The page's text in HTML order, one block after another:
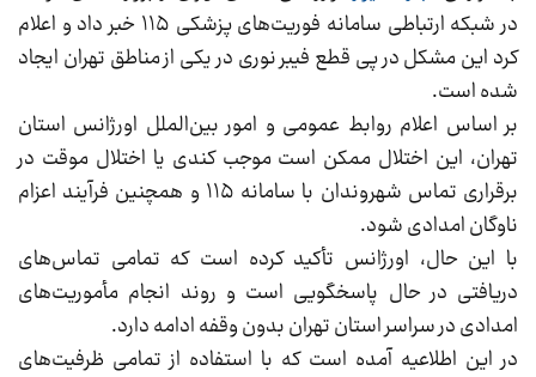
در شبکه ارتباطی سامانه فوریت‌های پزشکی ۱۱۵ خبر داد و اعلام
کرد این مشکل در پی قطع فیبر نوری در یکی از مناطق تهران ایجاد
شده است.
بر اساس اعلام روابط عمومی و امور بین‌الملل اورژانس استان
تهران، این اختلال ممکن است موجب کندی یا اختلال موقت در
برقراری تماس شهروندان با سامانه ۱۱۵ و همچنین فرآیند اعزام
ناوگان امدادی شود.
با این حال، اورژانس تأکید کرده است که تمامی تماس‌های
دریافتی در حال پاسخگویی است و روند انجام مأموریت‌های
امدادی در سراسر استان تهران بدون وقفه ادامه دارد.
در این اطلاعیه آمده است که با استفاده از تمامی ظرفیت‌های